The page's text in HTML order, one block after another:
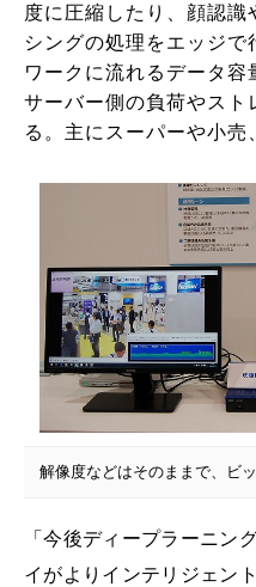
度に圧縮したり、顔認
シングの処理をエッジで
ワークに流れるデータ
サーバー側の負荷やスト
る。主にスーパーや小売
解像度などはそのままで、ビ
「今後ディープラーニン
イがよりインテリジェン